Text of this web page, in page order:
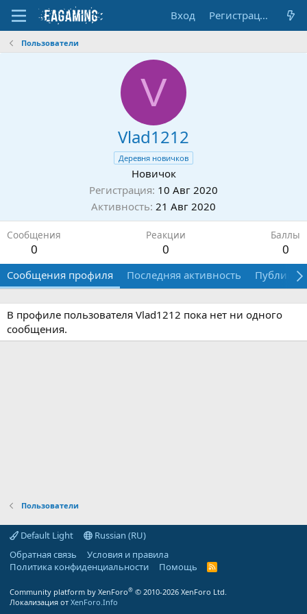
Вход Регистрация
Пользователи
V
Vlad1212
Деревня новичков
Новичок
Регистрация 10 Авг 2020
Активность 21 Авг 2020
Сообщения
0
Реакции
0
Баллы
0
Сообщения профиля Последняя активность
В профиле пользователя Vlad1212 пока нет ни одного
сообщения.
Пользователи
Default Light
Russian (RU)
Обратная связь
Условия и правила
Политика конфиденциальности
Помощь
R
Community platform by XenForo® © 2010-2026 XenForo Ltd.
Локализация от XenForo.Info